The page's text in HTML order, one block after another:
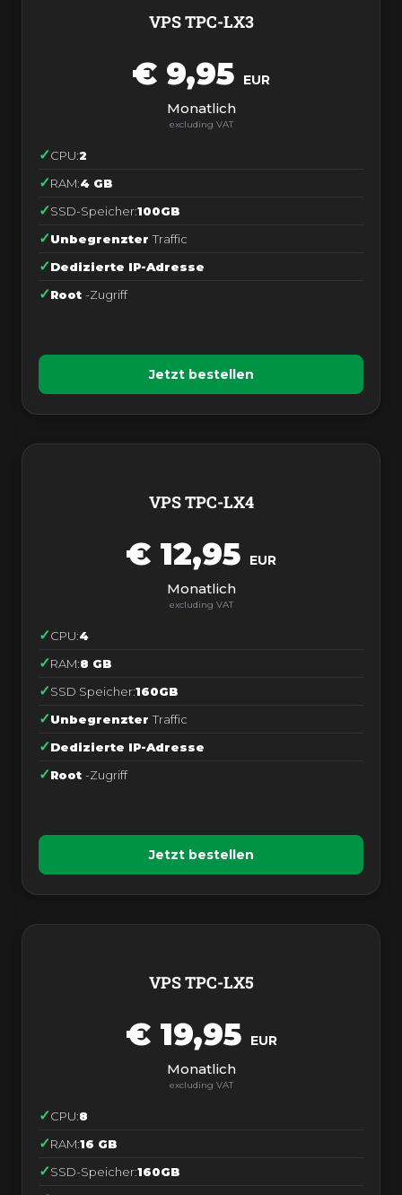
VPS TPC-LX3
€ 9,95 EUR
Monatlich
Jetzt bestellen
CPU:2
RAM:4 GB
SSD-Speicher:100GB
Unbegrenzter Traffic
Dedizierte IP-Adresse
Root -Zugriff
VPS TPC-LX4
€ 12,95 EUR
Monatlich
Jetzt bestellen
CPU:4
RAM:8 GB
SSD Speicher:160GB
Unbegrenzter Traffic
Dedizierte IP-Adresse
Root -Zugriff
VPS TPC-LX5
€ 19,95 EUR
Monatlich
CPU:8
RAM:16 GB
SSD-Speicher:160GB